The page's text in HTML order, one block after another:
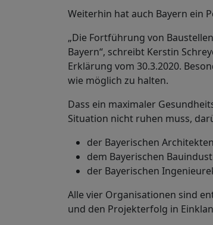
Weiterhin hat auch Bayern ein
„Die Fortführung von
Bayern“, schreibt Kerstin
Erklärung vom 30.3.2020.
wie möglich zu halten.
Dass ein maximaler
Situation nicht ruhen muss,
der Bayerischen
dem Bayerischen
der Bayerischen
Alle vier Organisationen sind
und den Projekterfolg in